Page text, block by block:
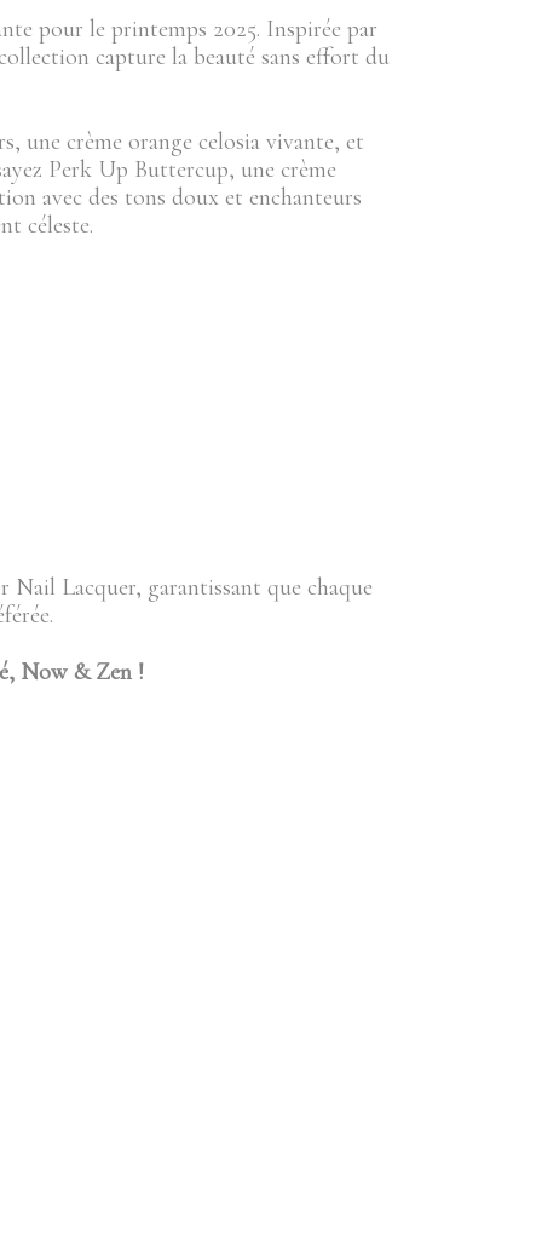
pour le printemps 2025. Inspirée par
capture la beauté sans effort du
une crème orange celosia vivante, et
Perk Up Buttercup, une crème
avec des tons doux et enchanteurs
céleste.
Lacquer, garantissant que chaque
Now & Zen !